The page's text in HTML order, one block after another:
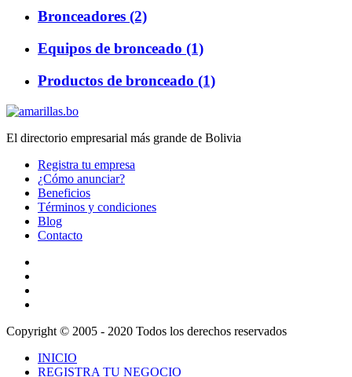
Bronceadores (2)
Equipos de bronceado (1)
Productos de bronceado (1)
El directorio empresarial más grande de Bolivia
Registra tu empresa
¿Cómo anunciar?
Beneficios
Términos y condiciones
Blog
Contacto
Copyright © 2005 - 2020 Todos los derechos reservados
INICIO
REGISTRA TU NEGOCIO